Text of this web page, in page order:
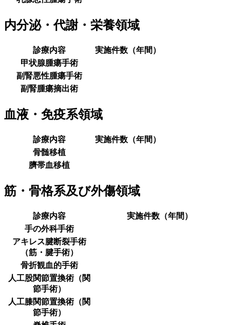
内分泌・代謝・栄養領域
診療内容
実施件数（年間）
甲状腺腫瘍手術
副腎悪性腫瘍手術
副腎腫瘍摘出術
血液・免疫系領域
診療内容
実施件数（年間）
骨髄移植
臍帯血移植
筋・骨格系及び外傷領域
診療内容
実施件数（年間）
手の外科手術
アキレス腱断裂手術
（筋・腱手術）
骨折観血的手術
人工股関節置換術（関
節手術）
人工膝関節置換術（関
節手術）